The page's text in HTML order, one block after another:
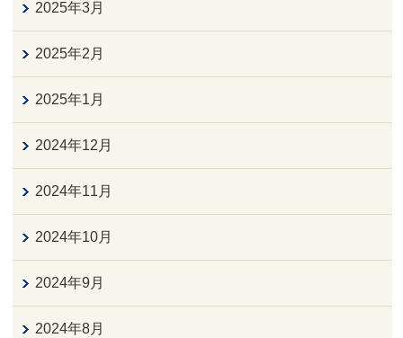
2025年3月
2025年2月
2025年1月
2024年12月
2024年11月
2024年10月
2024年9月
2024年8月